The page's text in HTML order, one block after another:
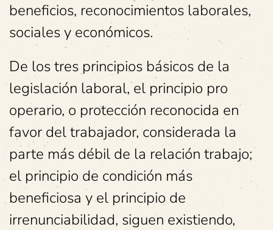
beneficios, reconocimientos laborales,
sociales y económicos.
De los tres principios básicos de la
legislación laboral, el principio pro
operario, o protección reconocida en
favor del trabajador, considerada la
parte más débil de la relación trabajo;
el principio de condición más
beneficiosa y el principio de
irrenunciabilidad, siguen existiendo,